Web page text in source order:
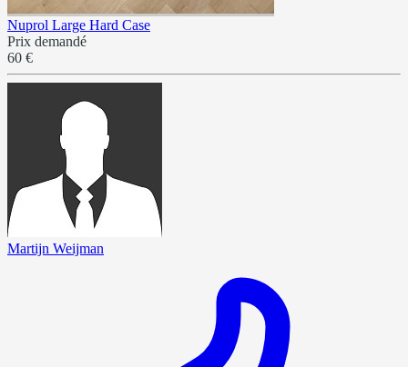
Nuprol Large Hard Case
Prix demandé
60 €
Martijn Weijman